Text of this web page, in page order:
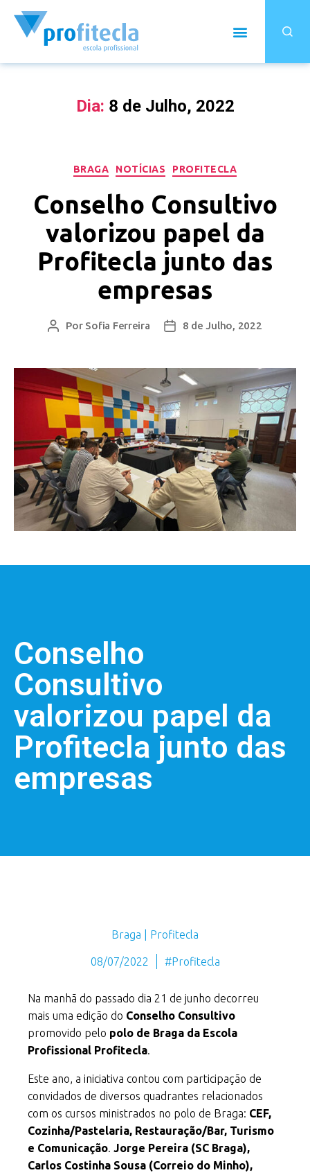
Dia: 8 de Julho, 2022
BRAGA NOTÍCIAS PROFITECLA
Conselho Consultivo
valorizou papel da
Profitecla junto das
empresas
Por Sofia Ferreira 8 de Julho, 2022
Conselho
Consultivo
valorizou papel da
Profitecla junto das
empresas
Braga | Profitecla
08/07/2022 #Profitecla
Na manhã do passado dia 21 de junho decorreu
mais uma edição do Conselho Consultivo
promovido pelo polo de Braga da Escola
Profissional Profitecla
Este ano, a iniciativa contou com participação de
convidados de diversos quadrantes relacionados
com os cursos ministrados no polo de Braga: CEF,
Cozinha/Pastelaria, Restauração/Bar, Turismo
e Comunicação Jorge Pereira (SC Braga),
Carlos Costinha Sousa (Correio do Minho),